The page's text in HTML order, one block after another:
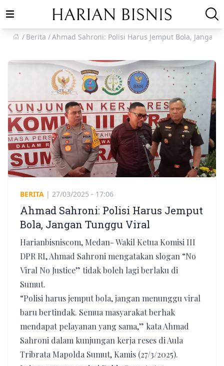
Open main menu
Berita
Ahmad Sahroni: Polisi Harus Jemput Bola, Jangan
BERITA | 27/03/2025 - 17:06
Ahmad Sahroni: Polisi Harus Jemput
Bola, Jangan Tunggu Viral
Harianbisniscom, Medan- Wakil Ketua Komisi III
DPR RI, Ahmad Sahroni mengatakan slogan “No
Viral No Justice” tidak boleh lagi berlaku di
Sumut.
“Polisi harus jemput bola, jangan menunggu viral
baru bertindak. Semua masyarakat berhak
mendapat pelayanan yang sama,” kata Ahmad
Sahroni dalam kunjungan kerja reses di Aula
Tribrata Mapolda Sumut, Kamis (27/3/2025).